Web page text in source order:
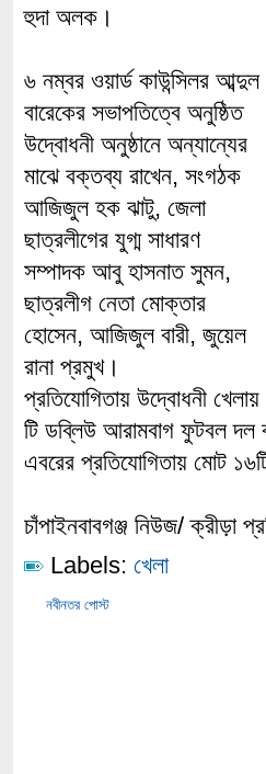
হুদা অলক।
৬ নম্বর ওয়ার্ড কাউন্সিলর আব্দুল
বারেকের সভাপতিত্বে অনুষ্ঠিত
উদ্বোধনী অনুষ্ঠানে অন্যান্যের
মাঝে বক্তব্য রাখেন, সংগঠক
আজিজুল হক ঝাটু, জেলা
ছাত্রলীগের যুগ্ম সাধারণ
সম্পাদক আবু হাসনাত সুমন,
ছাত্রলীগ নেতা মোক্তার
হোসেন, আজিজুল বারী, জুয়েল
রানা প্রমুখ।
প্রতিযোগিতায় উদ্বোধনী খেলায়
টি ডব্লিউ আরামবাগ ফুটবল
এবরের প্রতিযোগিতায় মোট
চাঁপাইনবাবগঞ্জ নিউজ/ ক্রীড়া
Labels: খেলা
নবীনতর পোস্ট